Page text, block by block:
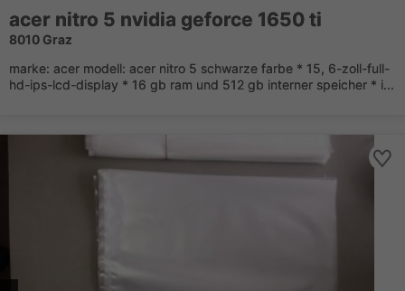
acer nitro 5 nvidia geforce 1650 ti
8010 Graz
marke: acer modell: acer nitro 5 schwarze farbe * 15, 6-zoll-full-
hd-ips-lcd-display * 16 gb ram und 512 gb interner speicher * i...